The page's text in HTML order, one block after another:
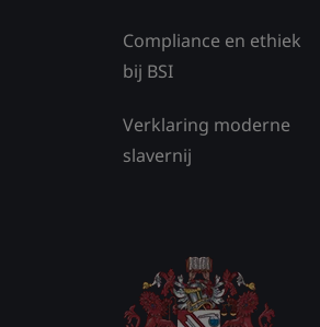
Compliance en ethiek
bij BSI
Verklaring moderne
slavernij